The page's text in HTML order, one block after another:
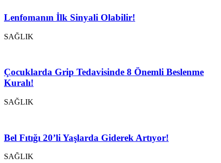
Lenfomanın İlk Sinyali Olabilir!
SAĞLIK
Çocuklarda Grip Tedavisinde 8 Önemli Beslenme
Kuralı!
SAĞLIK
Bel Fıtığı 20’li Yaşlarda Giderek Artıyor!
SAĞLIK